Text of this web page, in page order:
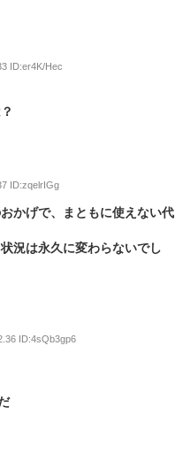
ID:er4K/Hec
ID:zqelrIGg
かげで、まともに使えない代
況は永久に変わらないでし
ID:4sQb3gp6